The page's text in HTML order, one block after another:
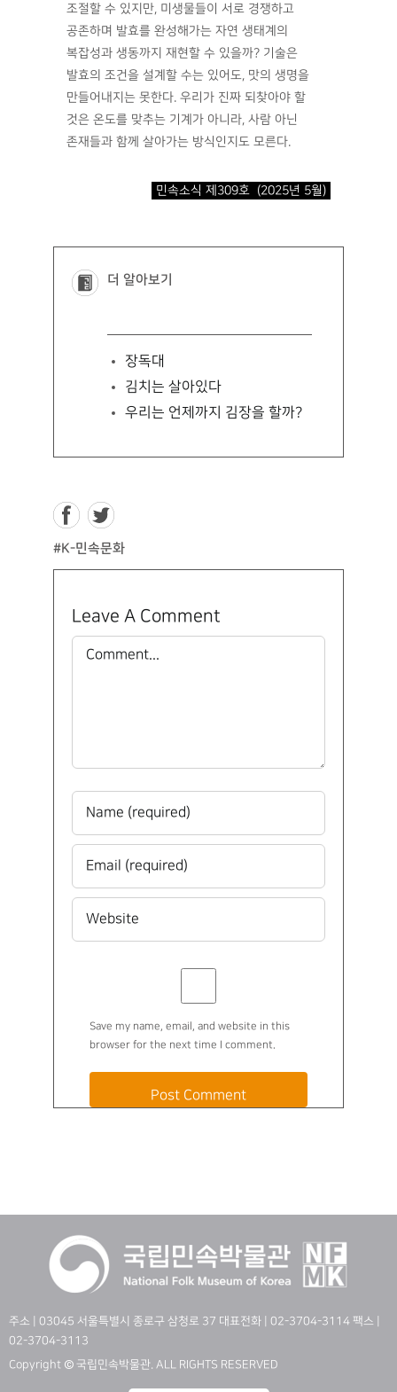
조절할 수 있지만, 미생물들이 서로 경쟁하고
공존하며 발효를 완성해가는 자연 생태계의
복잡성과 생동까지 재현할 수 있을까? 기술은
발효의 조건을 설계할 수는 있어도, 맛의 생명을
만들어내지는 못한다. 우리가 진짜 되찾아야 할
것은 온도를 맞추는 기계가 아니라, 사람 아닌
존재들과 함께 살아가는 방식인지도 모른다.
민속소식 제309호 (2025년 5월)
더 알아보기
장독대
김치는 살아있다
우리는 언제까지 김장을 할까?
#K-민속문화
Leave A Comment
Comment
Save my name, email, and website in this
browser for the next time I comment.
주소 | 03045 서울특별시 종로구 삼청로 37 대표전화 | 02-3704-3114 팩스 |
02-3704-3113
Copyright © 국립민속박물관. ALL RIGHTS RESERVED